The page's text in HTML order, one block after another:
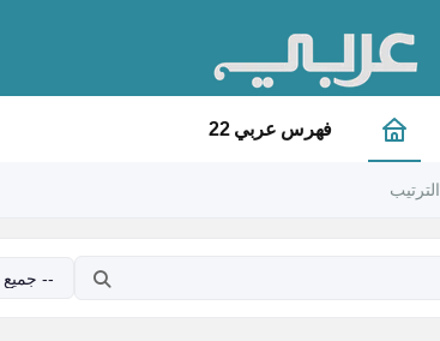
فهرس عربي 22
الترتيب